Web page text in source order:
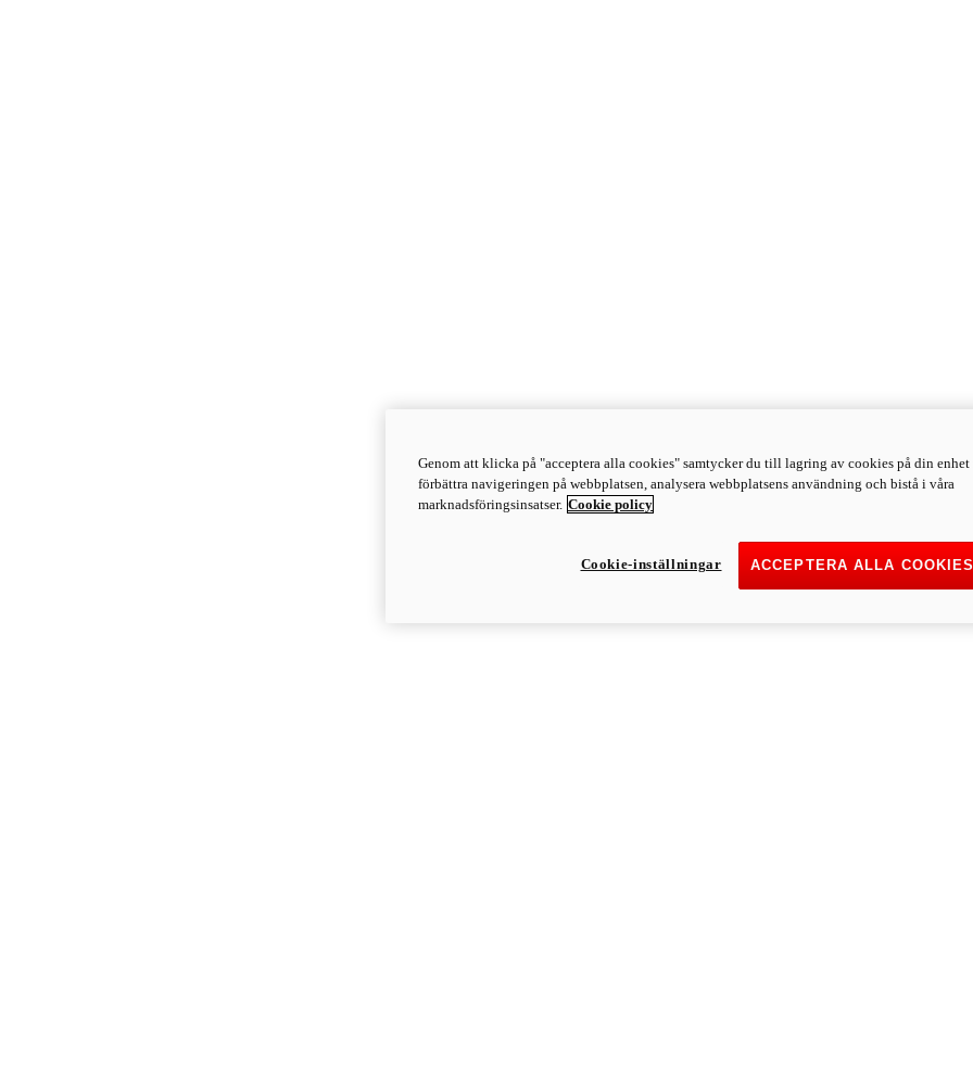
Genom att klicka på "acceptera alla cookies" samtycker du till lagring av cookies på din enhet
förbättra navigeringen på webbplatsen, analysera webbplatsens användning och bistå i våra
marknadsföringsinsatser. Cookie policy
ACCEPTERA ALLA COOKIES
Cookie-inställningar